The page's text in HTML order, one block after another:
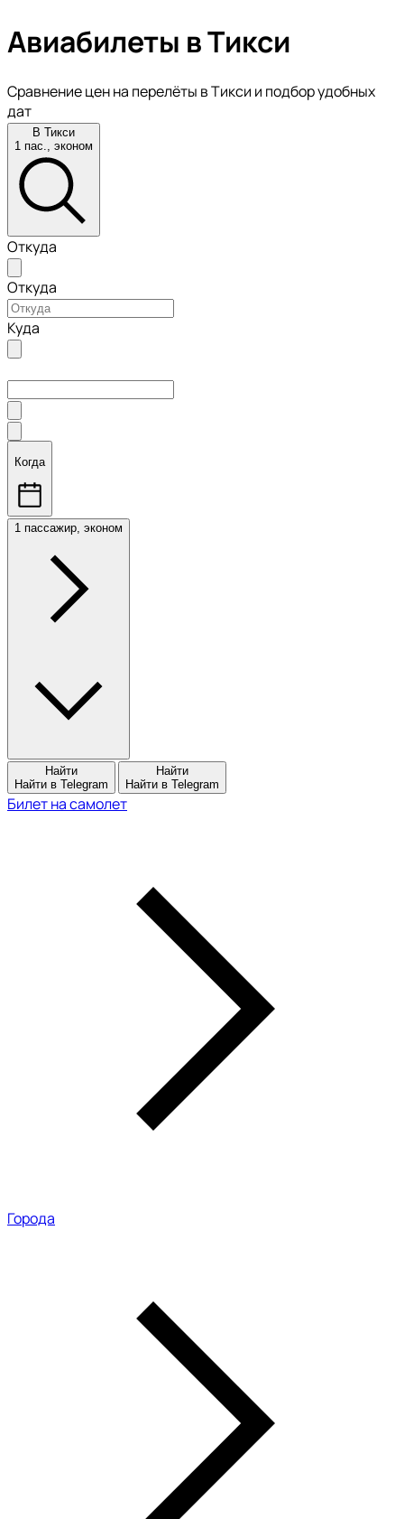
Авиабилеты в Тикси
Сравнение цен на перелёты в Тикси и подбор удобных
дат
В Тикси
1 пас., эконом
Откуда
Откуда
Куда
Когда
1 пассажир, эконом
Найти
Найти в Telegram
Найти
Найти в Telegram
Билет на самолет
Города